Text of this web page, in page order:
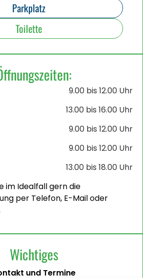
Parkplatz
Toilette
9.00 bis 12.00 Uhr
13.00 bis 16.00 Uhr
9.00 bis 12.00 Uhr
9.00 bis 12.00 Uhr
13.00 bis 18.00 Uhr
im Idealfall gern die
per Telefon, E-Mail oder
Wichtiges
und Termine